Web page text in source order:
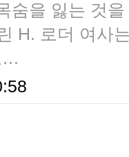
숨을 잃는 것
H. 로더 여사
…